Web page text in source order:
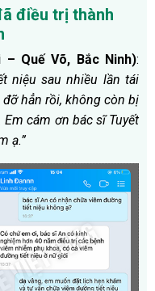
điều trị thành
– Quế Võ, Bắc Ninh):
niệu sau nhiều lần tái
hẳn rồi, không còn bị
cám ơn bác sĩ Tuyết
ạ.”